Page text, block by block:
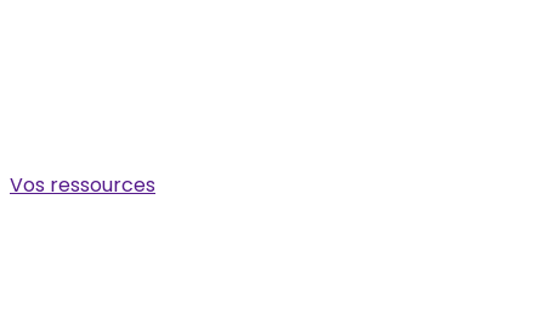
Vos ressources